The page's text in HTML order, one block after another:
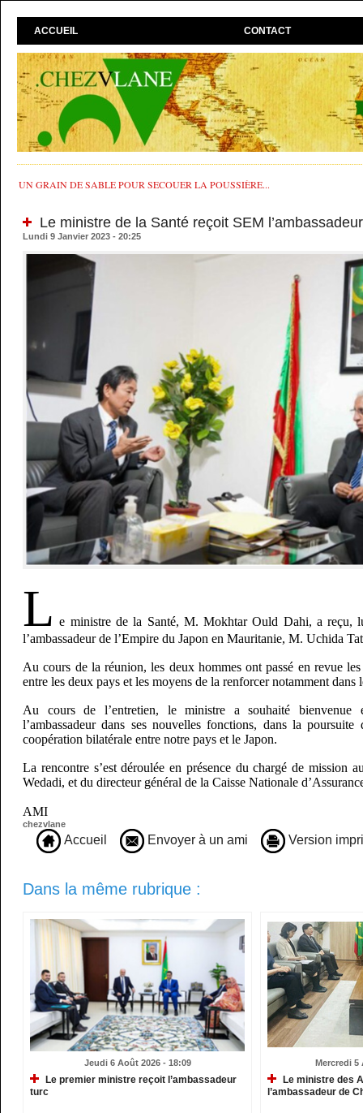
ACCUEIL CONTACT
UN GRAIN DE SABLE POUR SECOUER LA POUSSIÈRE...
Le ministre de la Santé reçoit SEM
Lundi 9 Janvier 2023 - 20:25
L e ministre de la Santé, M. Mokhtar Ould Dahi, a reçu,
l’ambassadeur de l’Empire du Japon en Mauritanie, M. Uchida
Au cours de la réunion, les deux hommes ont passé en revue
entre les deux pays et les moyens de la renforcer notamment dans
Au cours de l’entretien, le ministre a souhaité
l’ambassadeur dans ses nouvelles fonctions, dans la
coopération bilatérale entre notre pays et le Japon.
La rencontre s’est déroulée en présence du chargé de mission
Wedadi, et du directeur général de la Caisse Nationale
AMI
chezvlane
Accueil Envoyer à un ami Version
Dans la même rubrique :
Jeudi 6 Août 2026 - 18:09
Le premier ministre reçoit l’ambassadeur
turc
Mercredi 5
Le ministre des
l’ambassadeur de